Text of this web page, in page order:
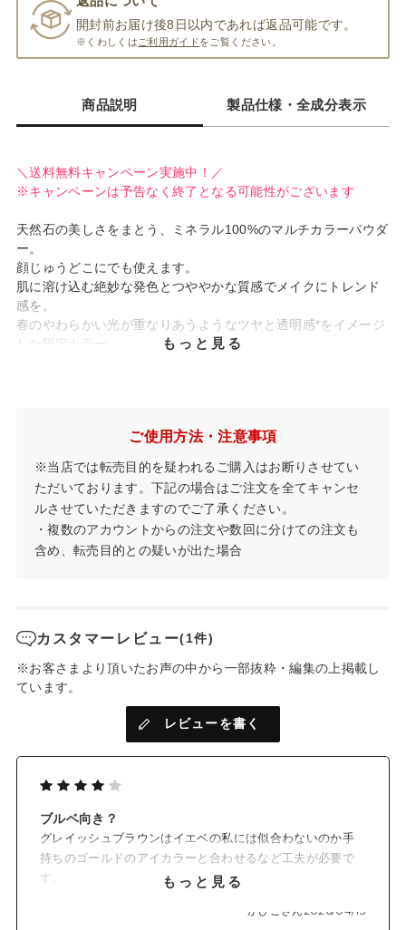
開封前お届け後8日以内であれば返品可能です。
※くわしくは ご利用ガイドをご覧ください。
商品説明 製品仕様・全成分表示
＼送料無料キャンペーン実施中！／
※キャンペーンは予告なく終了となる可能性がございます
天然石の美しさをまとう、ミネラル100%のマルチカラーパウダ
ー。
顔じゅうどこにでも使えます。
肌に溶け込む絶妙な発色とつややかな質感でメイクにトレンド
感を。
春のやわらかい光が重なりあうようなツヤと透明感*をイメージ
した限定カラー。
◆カラーラインナップ
#EX04 ライラックグリッター
軽やかなパープルにブルーとピンクのラメをちりばめた、透明
感*を引き出すカラー
#EX05 ピオニーグロウ
つややかなモーヴピンクに春の花々をイメージしたラメを重ね
やわらかな“影色”でナチュラルな奥行きを演出。
チラチラ光るブルーのラメがスパイスに。
* メイクアップ効果
もっと見る
ご使用方法・注意事項
※当店では転売目的を疑われるご購入はお断りさせてい
ただいております。下記の場合はご注文を全てキャンセ
ルさせていただきますのでご了承ください。
・複数のアカウントからの注文や数回に分けての注文も
含め、転売目的との疑いが出た場合
カスタマーレビュー(1件)
※お客さまより頂いたお声の中から一部抜粋・編集の上掲載し
ています。
レビューを書く
ブルベ向き？
グレイッシュブラウンはイエベの私には似合わないのか手
持ちのゴールドのアイカラーと合わせるなど工夫が必要で
す。
似合う方はアイカラーとアイブロウ両方にグレイッシュブ
もっと見る
かぴこさん2026/04/13